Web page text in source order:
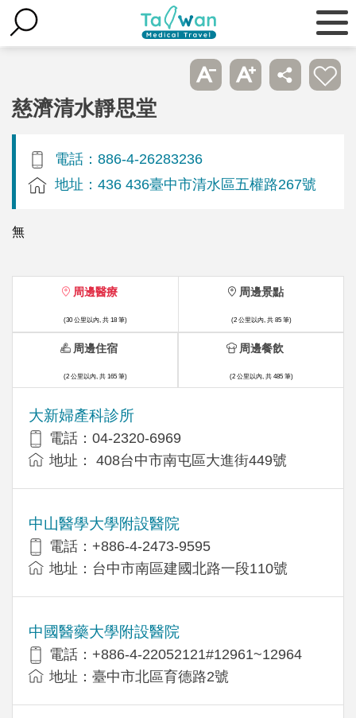
慈濟清水靜思堂
電話：886-4-26283236
地址：436 436臺中市清水區五權路267號
無
周邊醫療
(30 公里以內, 共 18 筆)
大新婦產科診所
電話：04-2320-6969
地址： 408台中市南屯區大進街449號
中山醫學大學附設醫院
電話：+886-4-2473-9595
地址：台中市南區建國北路一段110號
中國醫藥大學附設醫院
電話：+886-4-22052121#12961~12964
地址：臺中市北區育德路2號
周邊景點
(2 公里以內, 共 85 筆)
周邊住宿
(2 公里以內, 共 165 筆)
周邊餐飲
(2 公里以內, 共 485 筆)